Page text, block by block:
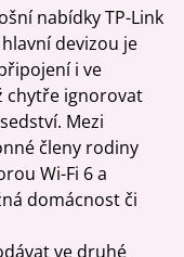
nabídky TP-Link
devizou je
i ve
chytře ignorovat
Mezi
členy rodiny
Wi-Fi 6 a
domácnost či
ve druhé